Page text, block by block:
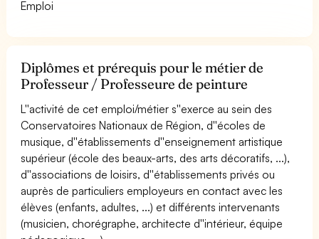
Emploi
Diplômes et prérequis pour le métier de
Professeur / Professeure de peinture
L''activité de cet emploi/métier s''exerce au sein des
Conservatoires Nationaux de Région, d''écoles de
musique, d''établissements d''enseignement artistique
supérieur (école des beaux-arts, des arts décoratifs, ...),
d''associations de loisirs, d''établissements privés ou
auprès de particuliers employeurs en contact avec les
élèves (enfants, adultes, ...) et différents intervenants
(musicien, chorégraphe, architecte d''intérieur, équipe